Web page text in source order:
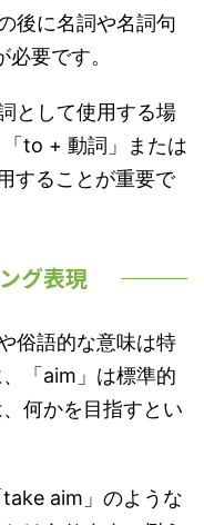
後に名詞や名詞句
要です。
として使用する場
to + 動詞」または
することが重要で
グ表現
俗語的な意味は特
「aim」は標準的
何かを目指すとい
aim」のような